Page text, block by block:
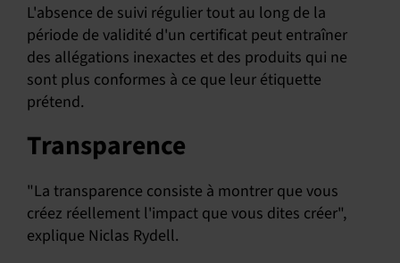
L'absence de suivi régulier tout au long de la
période de validité d'un certificat peut entraîner
des allégations inexactes et des produits qui ne
sont plus conformes à ce que leur étiquette
prétend.
Transparence
"La transparence consiste à montrer que vous
créez réellement l'impact que vous dites créer",
explique Niclas Rydell.